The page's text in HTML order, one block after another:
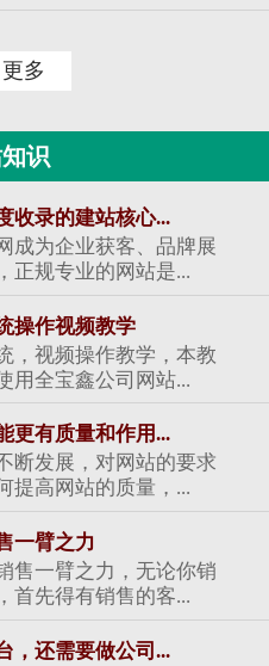
多
识
收录的建站核心...
成为企业获客、品牌展
正规专业的网站是...
操作视频教学
，视频操作教学，本教
用全宝鑫公司网站...
更有质量和作用...
断发展，对网站的要求
提高网站的质量，...
一臂之力
售一臂之力，无论你销
首先得有销售的客...
，还需要做公司...